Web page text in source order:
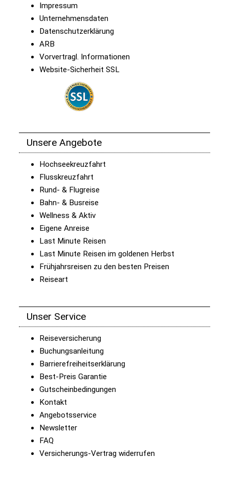
Impressum
Unternehmensdaten
Datenschutzerklärung
ARB
Vorvertragl. Informationen
Website-Sicherheit SSL
Unsere Angebote
Hochseekreuzfahrt
Flusskreuzfahrt
Rund- & Flugreise
Bahn- & Busreise
Wellness & Aktiv
Eigene Anreise
Last Minute Reisen
Last Minute Reisen im goldenen Herbst
Frühjahrsreisen zu den besten Preisen
Reiseart
Unser Service
Reiseversicherung
Buchungsanleitung
Barrierefreiheitserklärung
Best-Preis Garantie
Gutscheinbedingungen
Kontakt
Angebotsservice
Newsletter
FAQ
Versicherungs-Vertrag widerrufen